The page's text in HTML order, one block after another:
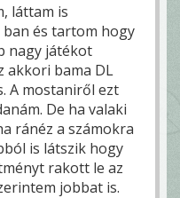
láttam is
és tartom hogy
nagy játékot
akkori bama DL
A mostaniről ezt
De ha valaki
ránéz a számokra
is látszik hogy
rakott le az
jobbat is.